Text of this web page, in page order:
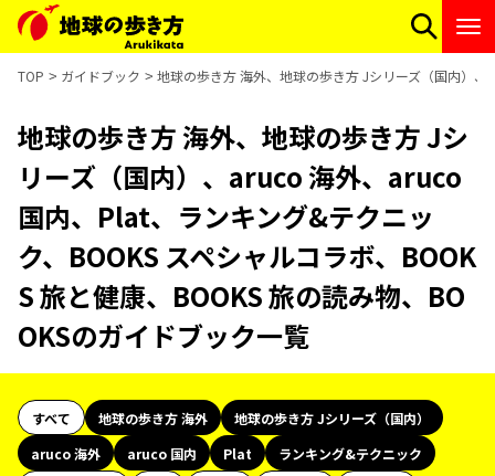
TOP ガイドブック 地球の歩き方 海外、地球の歩き方 Jシリーズ（国内）
地球の歩き方 海外、地球の歩き方 Jシ
リーズ（国内）、aruco 海外、aruco
国内、Plat、ランキング&テクニッ
ク、BOOKS スペシャルコラボ、BOOK
S 旅と健康、BOOKS 旅の読み物、BO
OKSのガイドブック一覧
すべて 地球の歩き方 海外
地球の歩き方 Jシリーズ（国内）
aruco 海外
aruco 国内 Plat
ランキング&テクニック